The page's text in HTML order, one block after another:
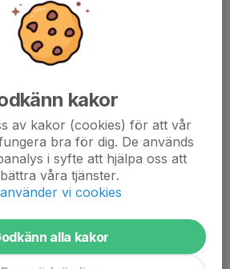
fotboll med våra flicklag!
kommer vi träna ett inomhuspass under
kakor
av kakor (cookies) för att vår
bra för dig. De används
i syfte att hjälpa oss att
våra tjänster.
vi cookies
alla kakor